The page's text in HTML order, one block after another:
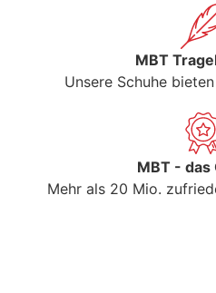
MBT
Unsere Schuhe
MBT - das
Mehr als 20 Mio.